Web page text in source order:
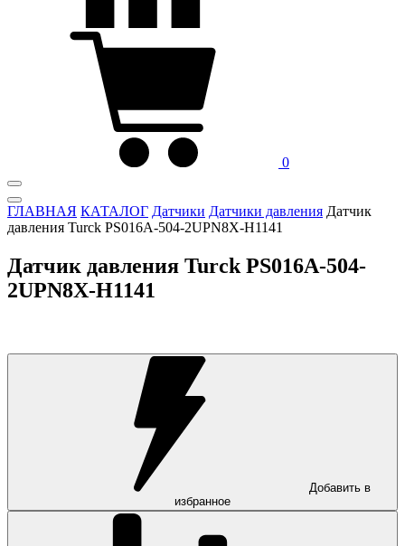
0
ГЛАВНАЯ КАТАЛОГ Датчики Датчики давления Датчик
давления Turck PS016A-504-2UPN8X-H1141
Датчик давления Turck PS016A-504-
2UPN8X-H1141
Добавить в
избранное